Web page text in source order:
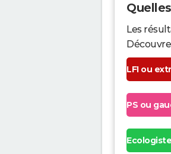
Les
LFI ou
PS ou
Ecologiste